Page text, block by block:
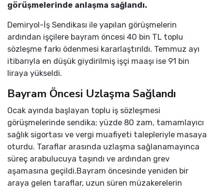
görüşmelerinde anlaşma sağlandı.
Demiryol-İş Sendikası ile yapılan görüşmelerin
ardından işçilere bayram öncesi 40 bin TL toplu
sözleşme farkı ödenmesi kararlaştırıldı. Temmuz ayı
itibarıyla en düşük giydirilmiş işçi maaşı ise 91 bin
liraya yükseldi.
Bayram Öncesi Uzlaşma Sağlandı
Ocak ayında başlayan toplu iş sözleşmesi
görüşmelerinde sendika; yüzde 80 zam, tamamlayıcı
sağlık sigortası ve vergi muafiyeti talepleriyle masaya
oturdu. Taraflar arasında uzlaşma sağlanamayınca
süreç arabulucuya taşındı ve ardından grev
aşamasına geçildi.Bayram öncesinde yeniden bir
araya gelen taraflar, uzun süren müzakerelerin